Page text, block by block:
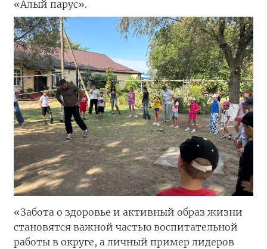
«Алый парус».
«Забота о здоровье и активный образ жизни
становятся важной частью воспитательной
работы в округе, а личный пример лидеров